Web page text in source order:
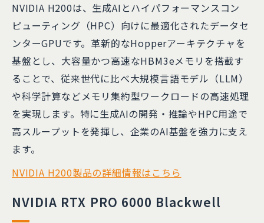
NVIDIA H200は、生成AIとハイパフォーマンスコン
ピューティング（HPC）向けに最適化されたデータセ
ンターGPUです。革新的なHopperアーキテクチャを
基盤とし、大容量かつ高速なHBM3eメモリを搭載す
ることで、従来世代に比べ大規模言語モデル（LLM）
や科学計算などメモリ集約型ワークロードの高速処理
を実現します。特に生成AIの開発・推論やHPC用途で
高スループットを発揮し、企業のAI基盤を強力に支え
ます。
NVIDIA H200製品の詳細情報はこちら
NVIDIA RTX PRO 6000 Blackwell